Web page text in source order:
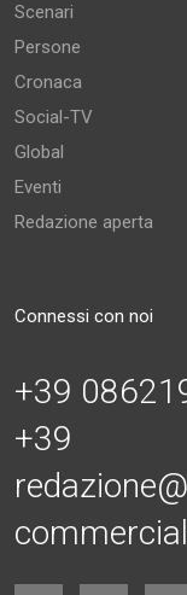
Scenari
Persone
Cronaca
Social-TV
Global
Eventi
Redazione aperta
Connessi con noi
+39
+39